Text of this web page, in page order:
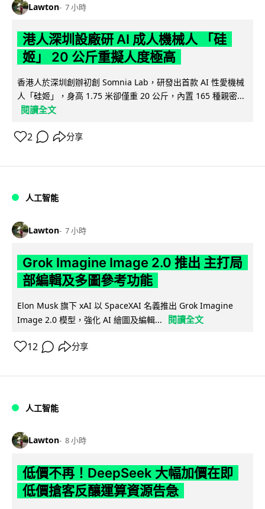
Lawton 7 小時
港人深圳設廠研 AI 成人機械人 「硅
姬」 20 公斤重擬人度極高
香港人於深圳創辦初創 Somnia Lab，研發出首款 AI 性愛機械
人「硅姬」，身高 1.75 米卻僅重 20 公斤，內置 165 種親密...
閱讀全文
2 分享
人工智能
Lawton 7 小時
Grok Imagine Image 2.0 推出 主打局
部編輯及多圖參考功能
Elon Musk 旗下 xAI 以 SpaceXAI 名義推出 Grok Imagine
Image 2.0 模型，強化 AI 繪圖及編輯...
閱讀全文
12 分享
人工智能
Lawton 8 小時
低價不再！DeepSeek 大幅加價在即
低價搶客反釀運算資源告急